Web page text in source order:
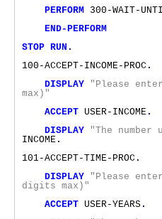
PERFORM
300-WAIT-
END-PERFORM
STOP
RUN .
100-ACCEPT-INCOME-PROC .
DISPLAY
"Please
max)"
ACCEPT USER-INCOME .
DISPLAY
"The
INCOME .
101-ACCEPT-TIME-PROC .
DISPLAY
"Please
digits max)"
ACCEPT USER-YEARS .